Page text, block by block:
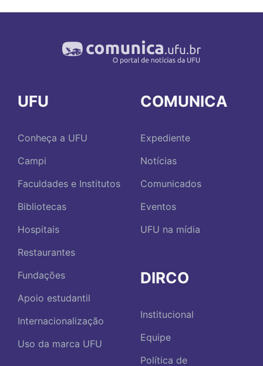
UFU
Conheça a UFU
Campi
Faculdades e Institutos
Bibliotecas
Hospitais
Restaurantes
Fundações
Apoio estudantil
Internacionalização
Uso da marca UFU
COMUNICA
Expediente
Notícias
Comunicados
Eventos
UFU na mídia
DIRCO
Institucional
Equipe
Política de